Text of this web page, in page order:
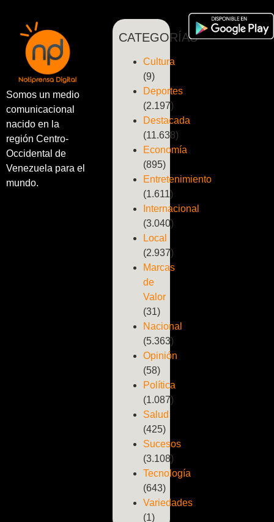
Somos un medio
comunicacional
nacido en la
región Centro-
Occidental de
Venezuela para el
mundo.
CATEGORÍAS
Cultura
(9)
Deportes
(2.197)
Destacada
(11.638)
Economía
(895)
Entretenimiento
(1.611)
Internacional
(3.040)
Local
(2.937)
Marcas
de
Valor
(31)
Nacional
(5.363)
Opinión
(58)
Política
(1.087)
Salud
(425)
Sucesos
(3.108)
Tecnología
(643)
Variedades
(1)